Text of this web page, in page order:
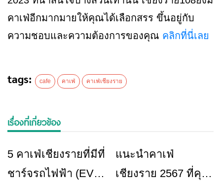
คาเฟ่อีกมากมายให้คุณได้เลือกสรร ขึ้นอยู่กับ
ความชอบและความต้องการของคุณ คลิกที่นี่เลย
tags: cafe คาเฟ่ คาเฟ่เชียงราย
เรื่องที่เกี่ยวข้อง
ข่าวเชียงราย
5 คาเฟ่เชียงรายที่มีที่
ชาร์จรถไฟฟ้า (EV
ท่องเที่ยว ร้านอาหารที่พัก
แนะนำคาเฟ่
เชียงราย 2567 ที่คุณ